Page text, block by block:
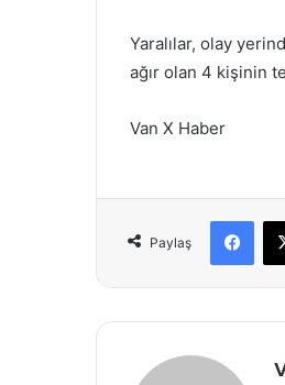
Yaralılar, olay
ağır olan 4 kişinin
Van X Haber
Paylaş